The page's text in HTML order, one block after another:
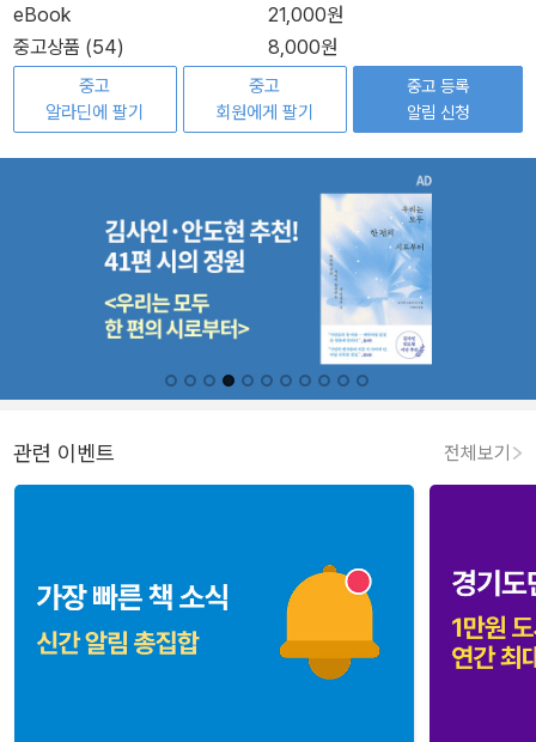
eBook
21,000원
중고상품 (54)
8,000원
중고
알라딘에 팔기
중고
회원에게 팔기
중고 등록
알림 신청
관련 이벤트 전체보기